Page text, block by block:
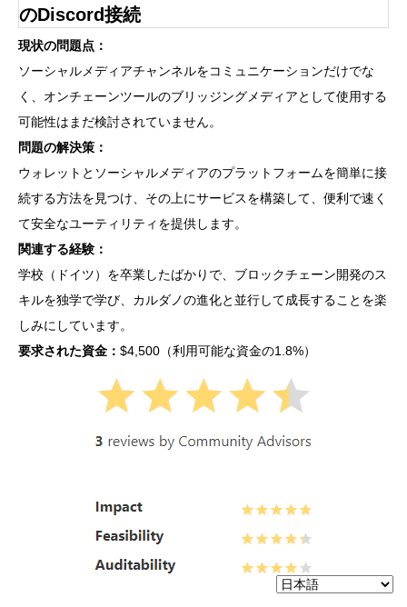
のDiscord接続
現状の問題点：
ソーシャルメディアチャンネルをコミュニケーションだけでな
く、オンチェーンツールのブリッジングメディアとして使用する
可能性はまだ検討されていません。
問題の解決策：
ウォレットとソーシャルメディアのプラットフォームを簡単に接
続する方法を見つけ、その上にサービスを構築して、便利で速く
て安全なユーティリティを提供します。
関連する経験：
学校（ドイツ）を卒業したばかりで、ブロックチェーン開発のス
キルを独学で学び、カルダノの進化と並行して成長することを楽
しみにしています。
要求された資金： $4,500（利用可能な資金の1.8%）